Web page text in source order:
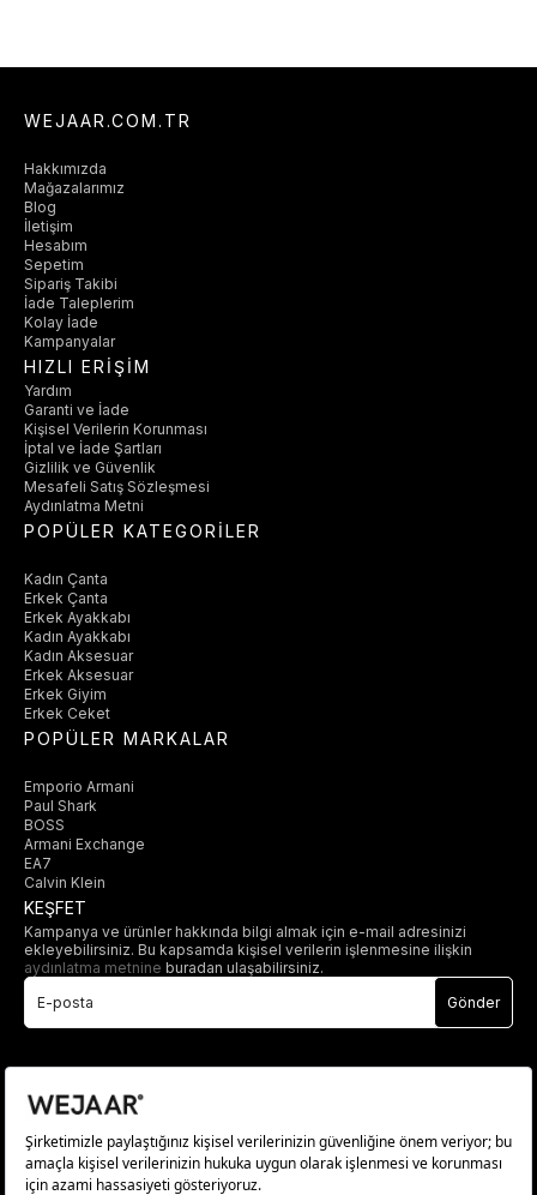
WEJAAR.COM.TR
Hakkımızda
Mağazalarımız
Blog
İletişim
Hesabım
Sepetim
Sipariş Takibi
İade Taleplerim
Kolay İade
Kampanyalar
HIZLI ERİŞİM
Yardım
Garanti ve İade
Kişisel Verilerin Korunması
İptal ve İade Şartları
Gizlilik ve Güvenlik
Mesafeli Satış Sözleşmesi
Aydınlatma Metni
POPÜLER KATEGORİLER
Kadın Çanta
Erkek Çanta
Erkek Ayakkabı
Kadın Ayakkabı
Kadın Aksesuar
Erkek Aksesuar
Erkek Giyim
Erkek Ceket
POPÜLER MARKALAR
Emporio Armani
Paul Shark
BOSS
Armani Exchange
EA7
Calvin Klein
KEŞFET
Kampanya ve ürünler hakkında bilgi almak için e-mail adresinizi
ekleyebilirsiniz. Bu kapsamda kişisel verilerin işlenmesine ilişkin
aydınlatma metnine buradan ulaşabilirsiniz.
Gönder
© 2025 wejaar.com.tr. tüm hakları saklıdır.